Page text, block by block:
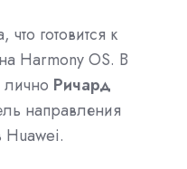
готовится к
Harmony OS. В
лично Ричард
направления
Huawei.